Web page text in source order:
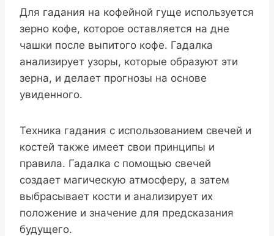
Для гадания на кофейной гуще используется
зерно кофе, которое оставляется на дне
чашки после выпитого кофе. Гадалка
анализирует узоры, которые образуют эти
зерна, и делает прогнозы на основе
увиденного.
Техника гадания с использованием свечей и
костей также имеет свои принципы и
правила. Гадалка с помощью свечей
создает магическую атмосферу, а затем
выбрасывает кости и анализирует их
положение и значение для предсказания
будущего.